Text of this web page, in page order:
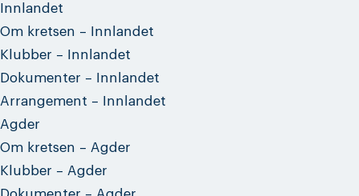
Innlandet
Om kretsen – Innlandet
Klubber – Innlandet
Dokumenter – Innlandet
Arrangement – Innlandet
Agder
Om kretsen – Agder
Klubber – Agder